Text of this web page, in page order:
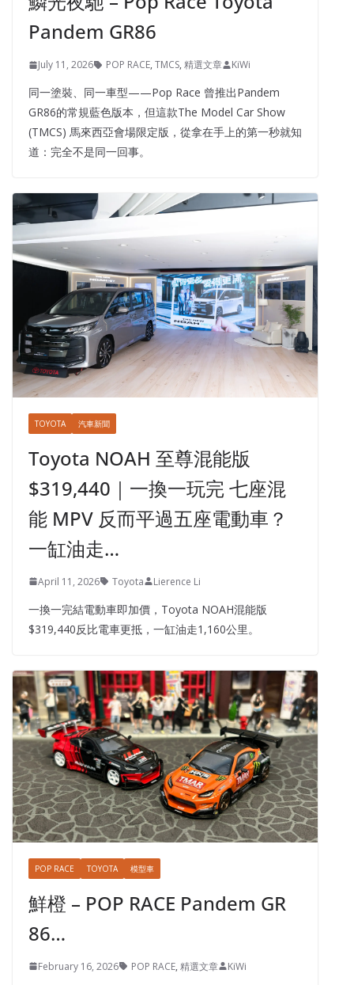
Pandem GR86
July 11, 2026 POP RACE, TMCS, 精選文章 KiWi
同一塗裝、同一車型——Pop Race 曾推出Pandem
GR86的常規藍色版本，但這款The Model Car Show
(TMCS) 馬來西亞會場限定版，從拿在手上的第一秒就知
道：完全不是同一回事。
TOYOTA 汽車新聞
Toyota NOAH 至尊混能版
$319,440｜一換一玩完 七座混
能 MPV 反而平過五座電動車？
一缸油走…
April 11, 2026 Toyota Lierence Li
一換一完結電動車即加價，Toyota NOAH混能版
$319,440反比電車更抵，一缸油走1,160公里。
POP RACE TOYOTA 模型車
鮮橙 – POP RACE Pandem GR
86…
February 16, 2026 POP RACE, 精選文章 KiWi